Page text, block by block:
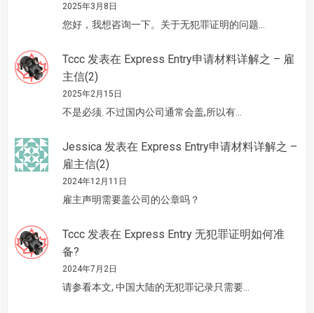
2025年3月8日
您好，我想咨询一下。关于无犯罪证明的问题…
Tccc 发表在 Express Entry申请材料详解之 – 雇
主信(2)
2025年2月15日
不是必须. 不过国内公司通常会盖,所以有…
Jessica 发表在 Express Entry申请材料详解之 –
雇主信(2)
2024年12月11日
雇主声明需要盖公司的公章吗？
Tccc 发表在 Express Entry 无犯罪证明如何准
备?
2024年7月2日
请参看本文, 中国大陆的无犯罪记录只需要…